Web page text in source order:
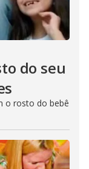
do seu
o rosto do bebê